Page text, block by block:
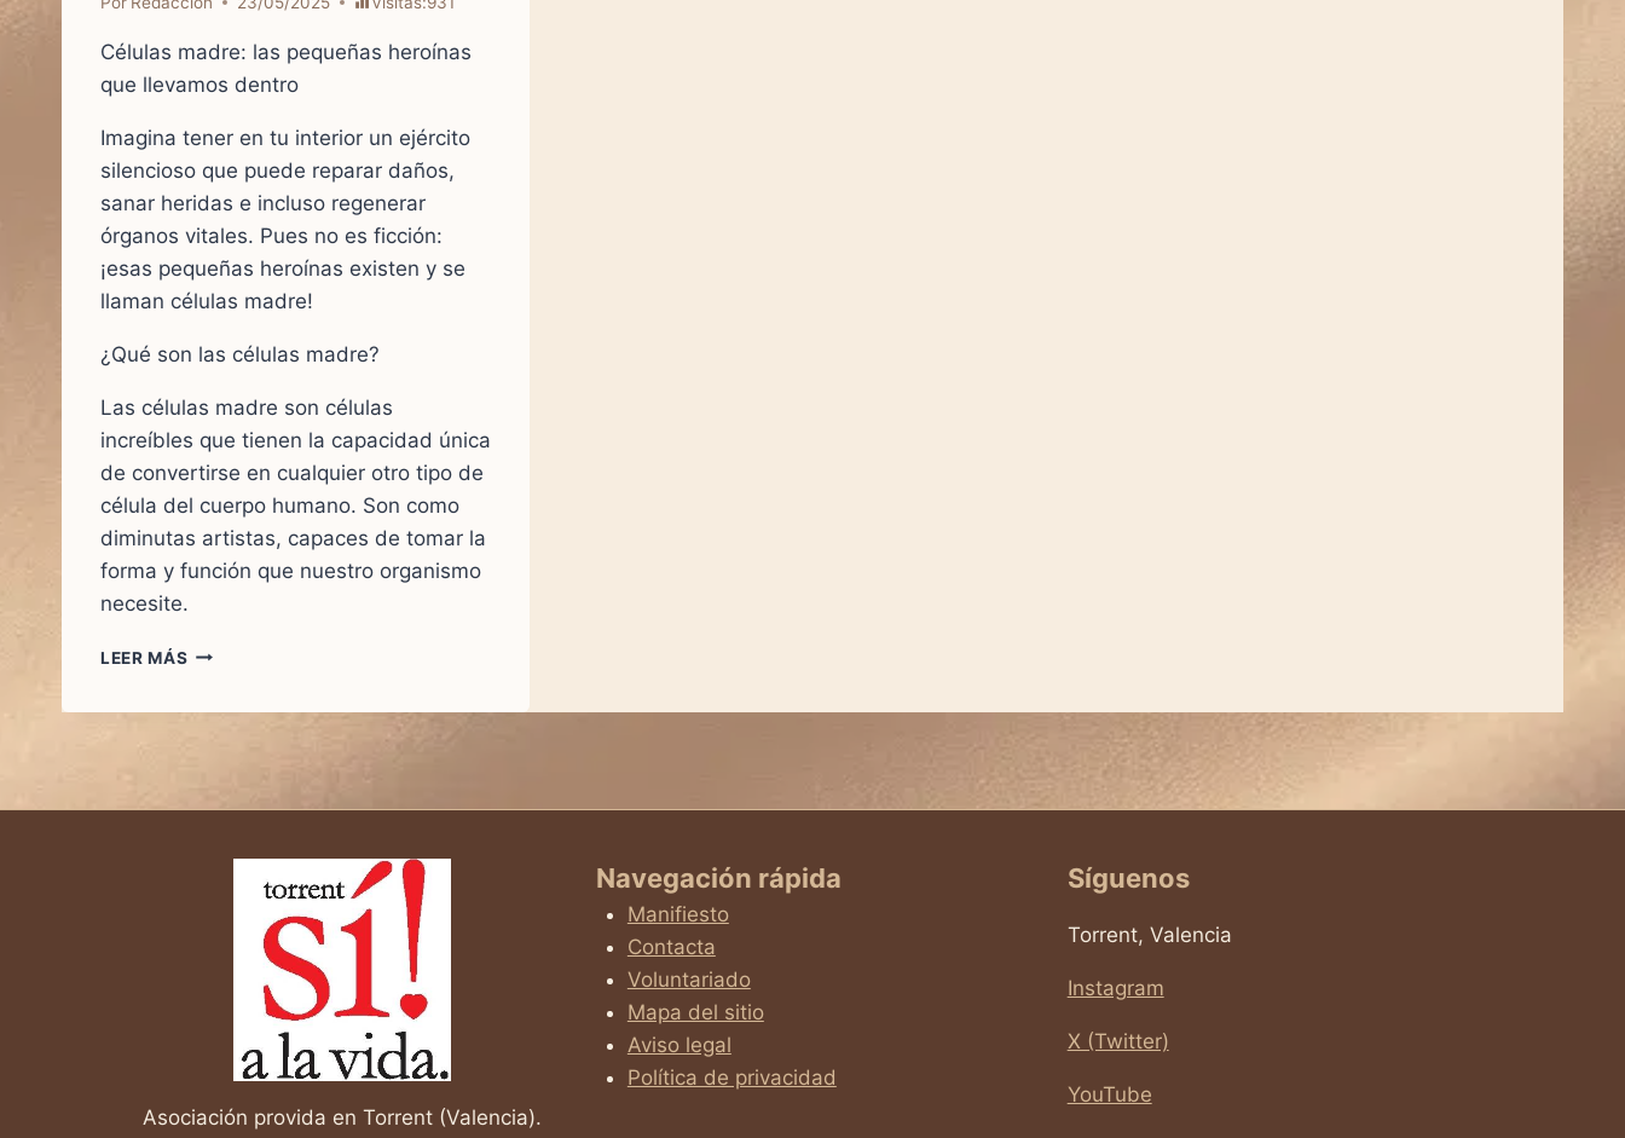
Células madre: las pequeñas heroínas
que llevamos dentro
Imagina tener en tu interior un ejército
silencioso que puede reparar daños,
sanar heridas e incluso regenerar
órganos vitales. Pues no es ficción:
¡esas pequeñas heroínas existen y se
llaman células madre!
¿Qué son las células madre?
Las células madre son células
increíbles que tienen la capacidad única
de convertirse en cualquier otro tipo de
célula del cuerpo humano. Son como
diminutas artistas, capaces de tomar la
forma y función que nuestro organismo
necesite.
LEER MÁS CÉLULAS
Asociación provida en Torrent (Valencia).
Navegación rápida
Manifiesto
Contacta
Voluntariado
Mapa del sitio
Aviso legal
Política de privacidad
Síguenos
Torrent, Valencia
Instagram
X (Twitter)
YouTube